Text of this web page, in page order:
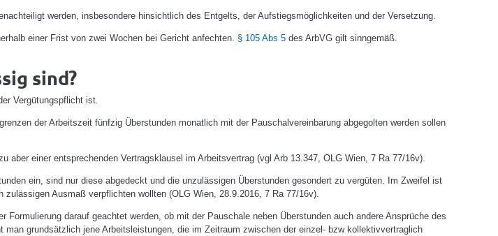
werden, insbesondere hinsichtlich des Entgelts, der Aufstiegsmöglichkeiten und der Versetzung.
einer Frist von zwei Wochen bei Gericht anfechten. § 105 Abs 5 des ArbVG gilt sinngemäß.
sind?
Vergütungspflicht ist.
der Arbeitszeit fünfzig Überstunden monatlich mit der Pauschalvereinbarung abgegolten werden sollen
einer entsprechenden Vertragsklausel im Arbeitsvertrag (vgl Arb 13.347, OLG Wien, 7 Ra 77/16v).
ein, sind nur diese abgedeckt und die unzulässigen Überstunden gesondert zu vergüten. Im Zweifel ist
Ausmaß verpflichten wollten (OLG Wien, 28.9.2016, 7 Ra 77/16v).
Formulierung darauf geachtet werden, ob mit der Pauschale neben Überstunden auch andere Ansprüche des
man grundsätzlich jene Arbeitsleistungen, die im Zeitraum zwischen der einzel- bzw kollektivvertraglich